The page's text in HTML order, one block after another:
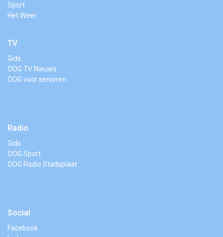
Sport
Het Weer
TV
Gids
OOG TV Nieuws
OOG voor senioren
Radio
Gids
OOG Sport
OOG Radio Stadsplaat
Social
Facebook